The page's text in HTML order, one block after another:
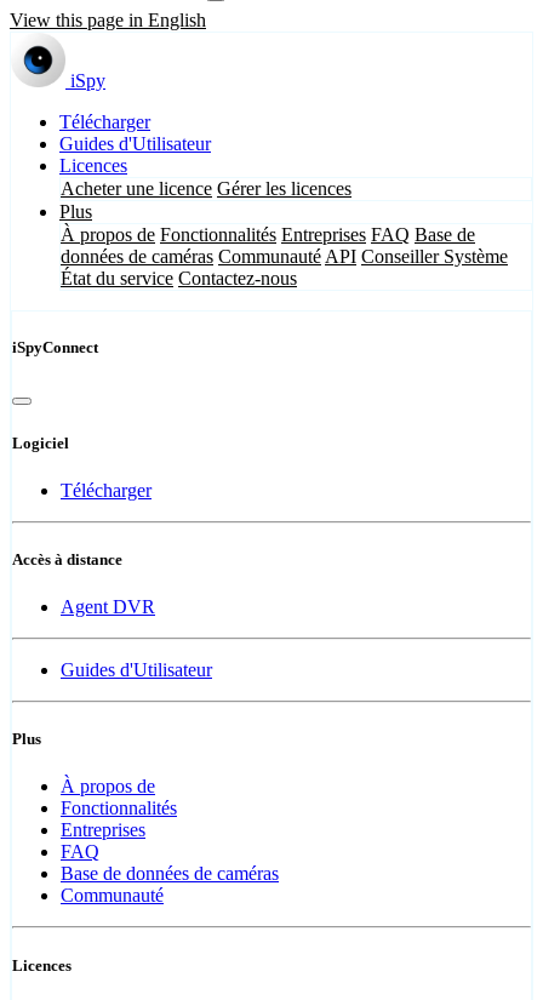
View this page in English
iSpy
Télécharger
Guides d'Utilisateur
Licences
Acheter une licence Gérer les licences
Plus
À propos de Fonctionnalités Entreprises FAQ Base de
données de caméras Communauté API Conseiller Système
État du service Contactez-nous
iSpyConnect
Logiciel
Télécharger
Accès à distance
Agent DVR
Guides d'Utilisateur
Plus
À propos de
Fonctionnalités
Entreprises
FAQ
Base de données de caméras
Communauté
Licences